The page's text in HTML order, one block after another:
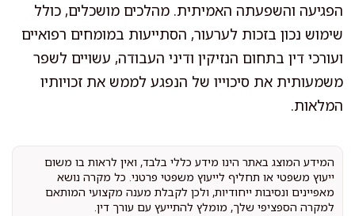
הפגיעה והשפעתה האמיתית. מהלכים מושכלים, כולל
שימוש נכון בזכות לערעור, הסתייעות במומחים רפואיים
ועורכי דין בתחום הנזיקין ודיני העבודה, עשויים לשפר
משמעותית את סיכוייו של הנפגע לממש את זכויותיו
המלאות.
המידע המוצג באתר הינו מידע כללי בלבד, ואין לראות בו משום
ייעוץ משפטי או תחליף לייעוץ משפטי פרטני. כל מקרה נושא
מאפיינים ונסיבות ייחודיות, ולכן לקבלת מענה מקצועי המותאם
למקרה הספציפי שלך, מומלץ להתייעץ עם עורך דין.